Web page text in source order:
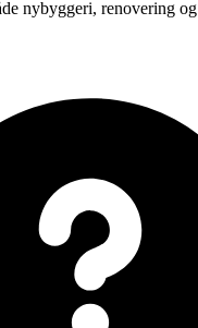
nybyggeri, renovering og